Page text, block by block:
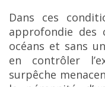
Dans ces
approfondie des
océans et sans
en contrôler
surpêche